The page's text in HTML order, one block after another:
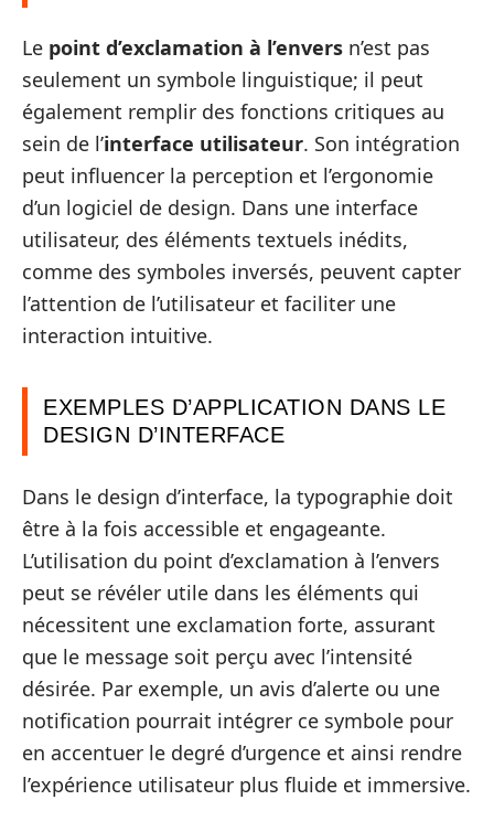
Le point d’exclamation à l’envers n’est pas
seulement un symbole linguistique; il peut
également remplir des fonctions critiques au
sein de l’interface utilisateur. Son intégration
peut influencer la perception et l’ergonomie
d’un logiciel de design. Dans une interface
utilisateur, des éléments textuels inédits,
comme des symboles inversés, peuvent capter
l’attention de l’utilisateur et faciliter une
interaction intuitive.
EXEMPLES D’APPLICATION DANS LE
DESIGN D’INTERFACE
Dans le design d’interface, la typographie doit
être à la fois accessible et engageante.
L’utilisation du point d’exclamation à l’envers
peut se révéler utile dans les éléments qui
nécessitent une exclamation forte, assurant
que le message soit perçu avec l’intensité
désirée. Par exemple, un avis d’alerte ou une
notification pourrait intégrer ce symbole pour
en accentuer le degré d’urgence et ainsi rendre
l’expérience utilisateur plus fluide et immersive.